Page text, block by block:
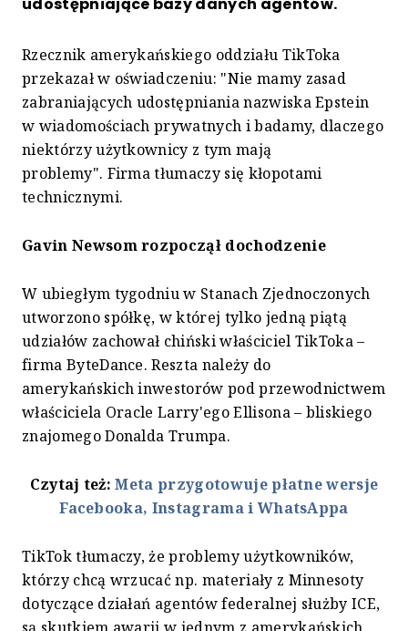
Rzecznik amerykańskiego oddziału TikToka
przekazał w oświadczeniu: "Nie mamy zasad
zabraniających udostępniania nazwiska Epstein
w wiadomościach prywatnych i badamy, dlaczego
niektórzy użytkownicy z tym mają
problemy". Firma tłumaczy się kłopotami
technicznymi.
Gavin Newsom rozpoczął dochodzenie
W ubiegłym tygodniu w Stanach Zjednoczonych
utworzono spółkę, w której tylko jedną piątą
udziałów zachował chiński właściciel TikToka –
firma ByteDance. Reszta należy do
amerykańskich inwestorów pod przewodnictwem
właściciela Oracle Larry'ego Ellisona – bliskiego
znajomego Donalda Trumpa.
Czytaj też:Meta przygotowuje płatne wersje
Facebooka, Instagrama i WhatsAppa
TikTok tłumaczy, że problemy użytkowników,
którzy chcą wrzucać np. materiały z Minnesoty
dotyczące działań agentów federalnej służby ICE,